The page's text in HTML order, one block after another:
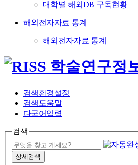
대학별 해외DB 구독현황
해외전자자료 통계
해외전자자료 통계
검색환경설정
검색도움말
다국어입력
검색
상세검색